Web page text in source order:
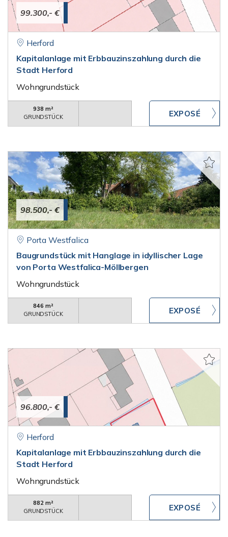
99.300,- €
Herford
Kapitalanlage mit Erbbauzinszahlung durch die
Stadt Herford
Wohngrundstück
938 m²
GRUNDSTÜCK
98.500,- €
Porta Westfalica
Baugrundstück mit Hanglage in idyllischer Lage
von Porta Westfalica-Möllbergen
Wohngrundstück
846 m²
GRUNDSTÜCK
96.800,- €
Herford
Kapitalanlage mit Erbbauzinszahlung durch die
Stadt Herford
Wohngrundstück
882 m²
GRUNDSTÜCK